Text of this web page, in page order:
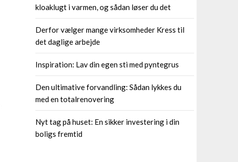
kloaklugt i varmen, og sådan løser du det
Derfor vælger mange virksomheder Kress til
det daglige arbejde
Inspiration: Lav din egen sti med pyntegrus
Den ultimative forvandling: Sådan lykkes du
med en totalrenovering
Nyt tag på huset: En sikker investering i din
boligs fremtid